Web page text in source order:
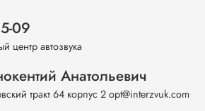
09
центр автозвука
Анатольевич
тракт 64 корпус 2 opt@interzvuk.com